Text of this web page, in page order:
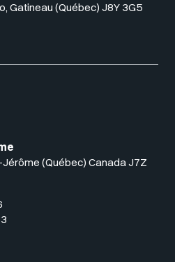
Gatineau (Québec) J8Y 3G5
(Québec) Canada J7Z